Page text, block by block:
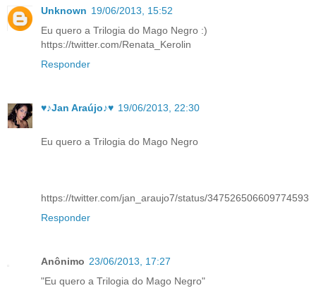
Unknown 19/06/2013, 15:52
Eu quero a Trilogia do Mago Negro :)
https://twitter.com/Renata_Kerolin
Responder
♥♪Jan Araújo♪♥ 19/06/2013, 22:30
Eu quero a Trilogia do Mago Negro
https://twitter.com/jan_araujo7/status/347526506609774593
Responder
Anônimo 23/06/2013, 17:27
"Eu quero a Trilogia do Mago Negro"